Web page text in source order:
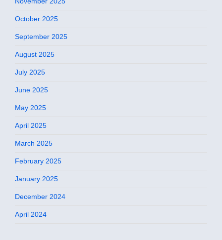
October 2025
September 2025
August 2025
July 2025
June 2025
May 2025
April 2025
March 2025
February 2025
January 2025
December 2024
April 2024